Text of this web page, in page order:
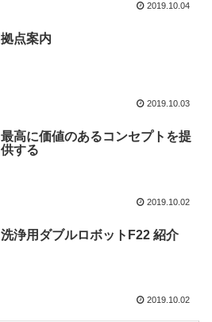
2019.10.04
拠点案内
2019.10.03
最高に価値のあるコンセプトを提
供する
2019.10.02
洗浄用ダブルロボットF22 紹介
2019.10.02